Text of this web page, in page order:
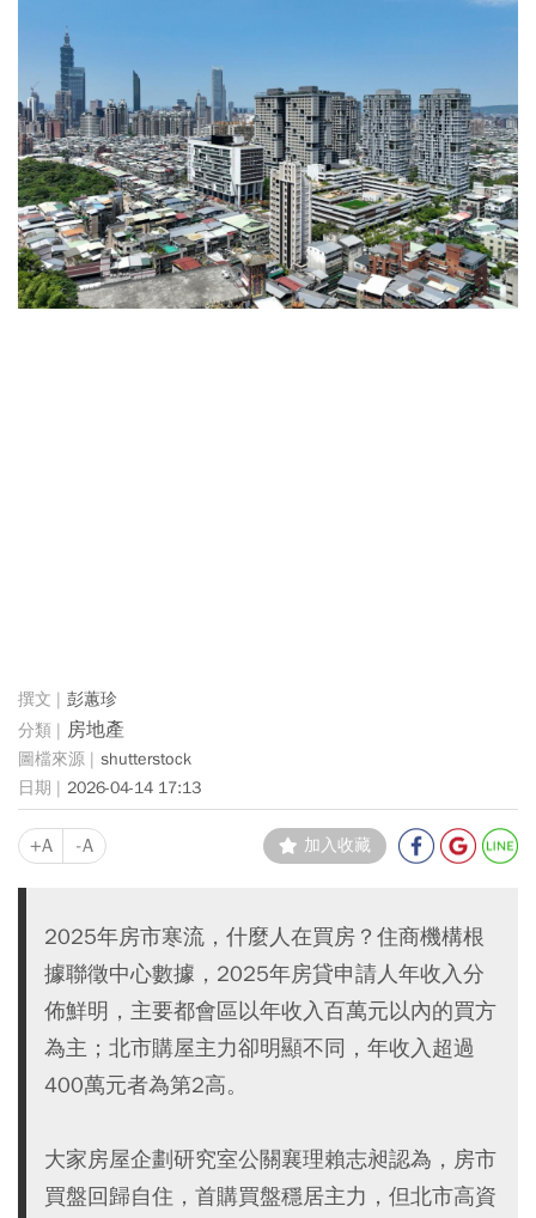
彭蕙珍
房地產
shutterstock
2026-04-14 17:13
+A -A 加入收藏
2025年房市寒流，什麼人在買房？住商機構根
據聯徵中心數據，2025年房貸申請人年收入分
佈鮮明，主要都會區以年收入百萬元以內的買方
為主；北市購屋主力卻明顯不同，年收入超過
400萬元者為第2高。
大家房屋企劃研究室公關襄理賴志昶認為，房市
買盤回歸自住，首購買盤穩居主力，但北市高資